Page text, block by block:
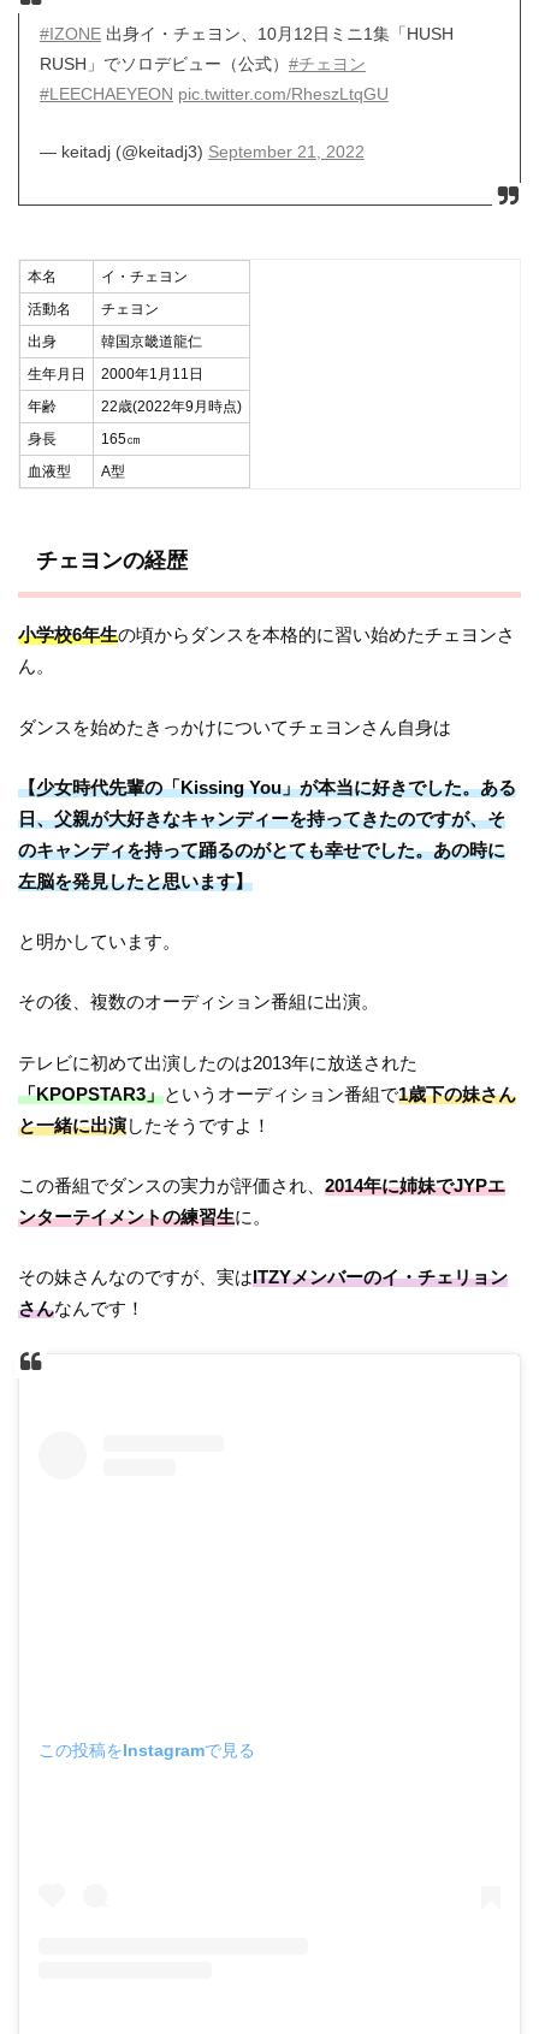
#IZONE出身イ・チェヨン、10月12日ミニ1集「HUSH
RUSH」でソロデビュー（公式） #チェヨン
#LEECHAEYEON pic.twitter.com/RheszLtqGU
— keitadj (@keitadj3) September 21, 2022
本名
イ・チェヨン
活動名
チェヨン
出身
韓国京畿道龍仁
生年月日
2000年1月11日
年齢
22歳(2022年9月時点)
身長
165㎝
血液型
A型
チェヨンの経歴
小学校6年生の頃からダンスを本格的に習い始めたチェヨンさ
ん。
ダンスを始めたきっかけについてチェヨンさん自身は
【少女時代先輩の「Kissing You」が本当に好きでした。ある
日、父親が大好きなキャンディーを持ってきたのですが、そ
のキャンディを持って踊るのがとても幸せでした。あの時に
左脳を発見したと思います】
と明かしています。
その後、複数のオーディション番組に出演。
テレビに初めて出演したのは2013年に放送された
「KPOPSTAR3」というオーディション番組で1歳下の妹さん
と一緒に出演したそうですよ！
この番組でダンスの実力が評価され、2014年に姉妹でJYPエ
ンターテイメントの練習生に。
その妹さんなのですが、実はITZYメンバーのイ・チェリョン
さんなんです！
この投稿をInstagramで見る